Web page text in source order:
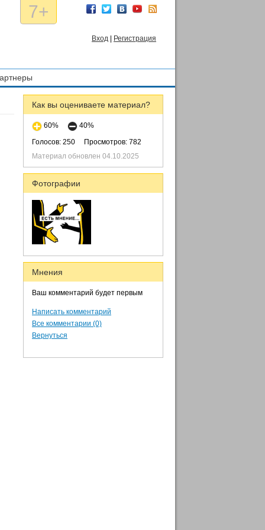
7+
Вход Регистрация
Как вы оцениваете материал?
60%
40%
Голосов: 250
Просмотров: 782
Материал обновлен 04.10.2025
Фотографии
Мнения
Ваш комментарий будет первым
Написать комментарий
Все комментарии (0)
Вернуться